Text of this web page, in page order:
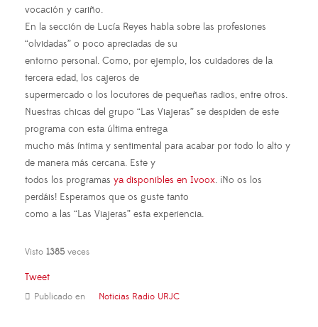
vocación y cariño.
En la sección de Lucía Reyes habla sobre las profesiones
“olvidadas” o poco apreciadas de su
entorno personal. Como, por ejemplo, los cuidadores de la
tercera edad, los cajeros de
supermercado o los locutores de pequeñas radios, entre otros.
Nuestras chicas del grupo “Las Viajeras” se despiden de este
programa con esta última entrega
mucho más íntima y sentimental para acabar por todo lo alto y
de manera más cercana. Este y
todos los programas ya disponibles en Ivoox. ¡No os los
perdáis! Esperamos que os guste tanto
como a las “Las Viajeras” esta experiencia.
Visto 1385veces
Tweet
Publicado en Noticias Radio URJC